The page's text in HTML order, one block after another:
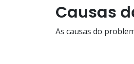
Causas
As causas do